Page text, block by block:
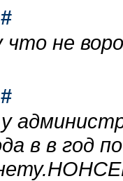
#
не
#
в в год